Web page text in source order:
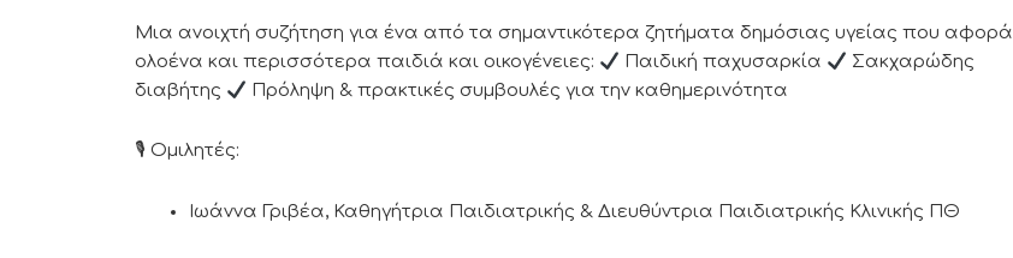
Μια ανοιχτή συζήτηση για ένα από τα σημαντικότερα ζητήματα δημόσιας υγείας που αφορά
ολοένα και περισσότερα παιδιά και οικογένειες:
Παιδική παχυσαρκία
Σακχαρώδης
διαβήτης
Πρόληψη & πρακτικές συμβουλές για την καθημερινότητα
🎙 Ομιλητές:
Ιωάννα Γριβέα, Καθηγήτρια Παιδιατρικής & Διευθύντρια Παιδιατρικής Κλινικής ΠΘ